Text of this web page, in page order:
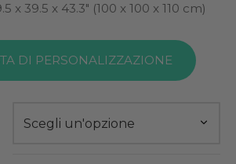
x 39.5 x 43.3″ (100 x 100 x 110 cm)
DI PERSONALIZZAZIONE